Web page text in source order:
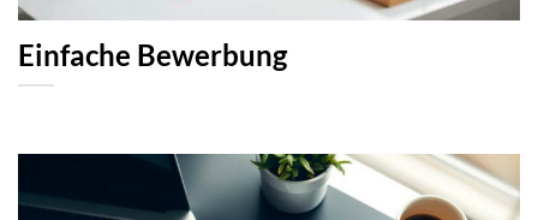
Einfache Bewerbung